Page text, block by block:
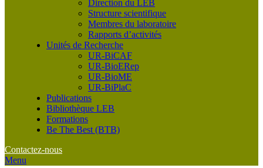
Direction du LEB
Structure scientifique
Membres du laboratoire
Rapports d’activités
Unités de Recherche
UR-BiCAF
UR-BioERep
UR-BioME
UR-BiPlaC
Publications
Bibliothèque LEB
Formations
Be The Best (BTB)
Contactez-nous
Menu